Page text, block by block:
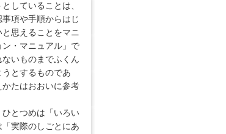
していることは、
項や手順からはじ
思えることをマニ
・マニュアル」で
いものまでふくん
とするものであ
たはおおいに参考
とつめは「いろい
実際のしごとにあ